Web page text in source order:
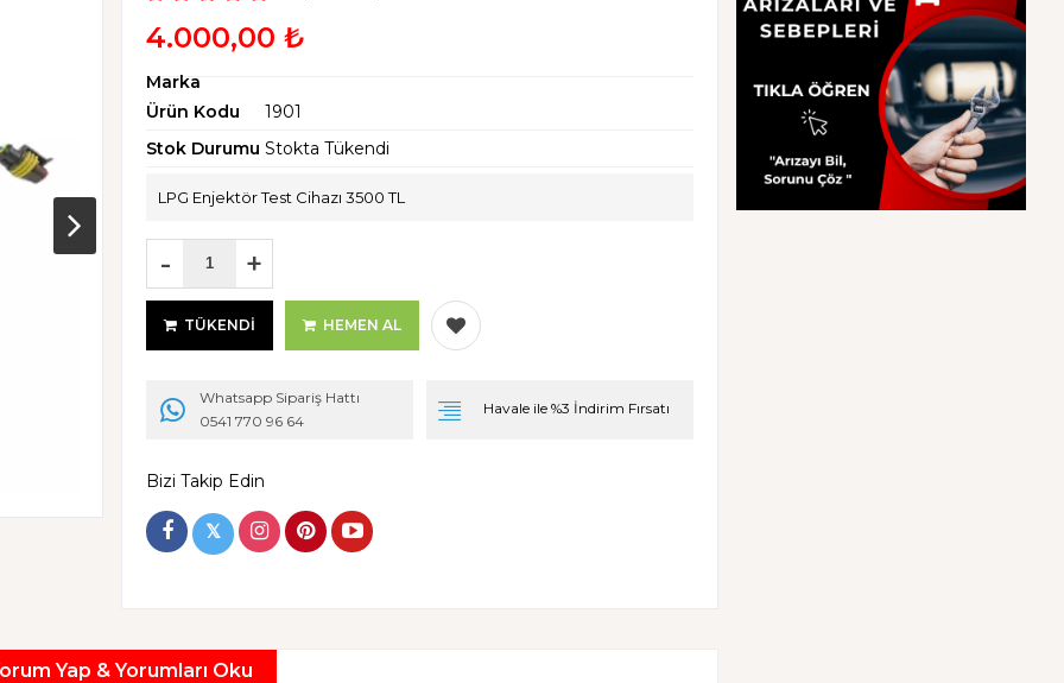
4.000,00 ₺
Marka
Ürün Kodu
1901
Stok Durumu Stokta Tükendi
LPG Enjektör Test Cihazı 3500 TL
- +
TÜKENDI HEMEN AL
Whatsapp Sipariş Hattı
0541 770 96 64
Havale ile %3 İndirim Fırsatı
Bizi Takip Edin
𝕏
Yap & Yorumları Oku